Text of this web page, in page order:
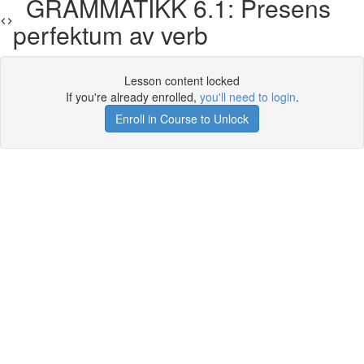
GRAMMATIKK 6.1: Presens
perfektum av verb
Lesson content locked
If you're already enrolled, you'll need to login.
Enroll in Course to Unlock